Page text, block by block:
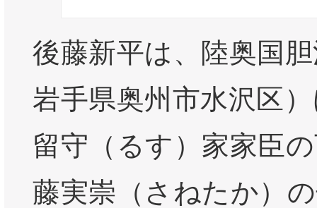
後藤新平は、陸奥国
岩手県奥州市水沢区
留守（るす）家家臣
藤実崇（さねたか）